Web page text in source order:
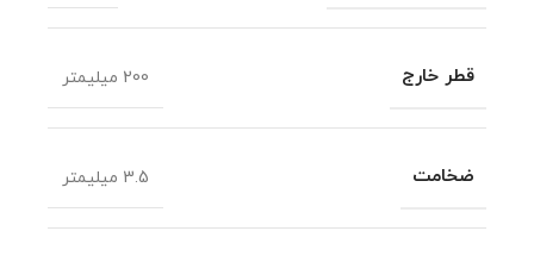
قطر خارج 200 میلیمتر
ضخامت 3.5 میلیمتر